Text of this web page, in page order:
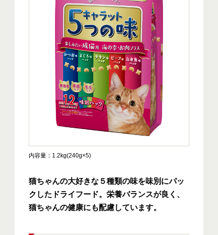
内容量 1.2kg(240g×5)
猫ちゃんの大好きな５種類の味を味別にパッ
クしたドライフード。栄養バランスが良く、
猫ちゃんの健康にも配慮しています。